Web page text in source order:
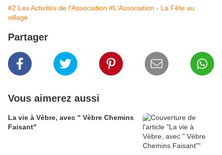
#2 Les Activités de l'Association #L'Association - La Fête au
village
Partager
Vous aimerez aussi
La vie à Vèbre, avec " Vèbre Chemins
Faisant"